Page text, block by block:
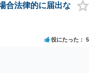
合法律的に届出な
役にたった 5